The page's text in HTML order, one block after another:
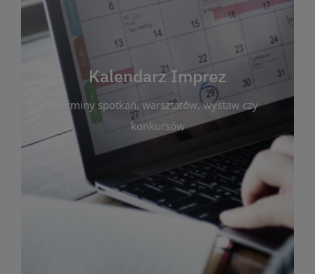
Kalendarz Imprez
terminy spotkań, warsztatów, wystaw czy
konkursów
Zakładka ta gromadzi wszystkie planowane
wydarzenia kulturalne i edukacyjne organizowane
przez bibliotekę. Możesz tu sprawdzić terminy
spotkań, warsztatów, wystaw czy konkursów.
Dzięki przejrzystemu kalendarzowi łatwo
zaplanujesz udział w interesujących Cię
wydarzeniach. Aktualizujemy harmonogram na
bieżąco, by zawsze był zgodny z planem pracy
biblioteki. Zapraszamy do śledzenia i uczestnictwa
w życiu kulturalnym miasta!
WIĘCEJ